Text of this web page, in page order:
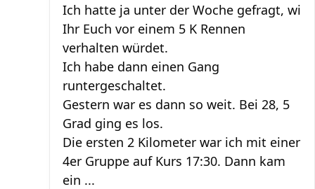
Ich hatte ja unter der Woche gefragt, wi
Ihr Euch vor einem 5 K Rennen
verhalten würdet.
Ich habe dann einen Gang
runtergeschaltet.
Gestern war es dann so weit. Bei 28, 5
Grad ging es los.
Die ersten 2 Kilometer war ich mit einer
4er Gruppe auf Kurs 17:30. Dann kam
ein ...